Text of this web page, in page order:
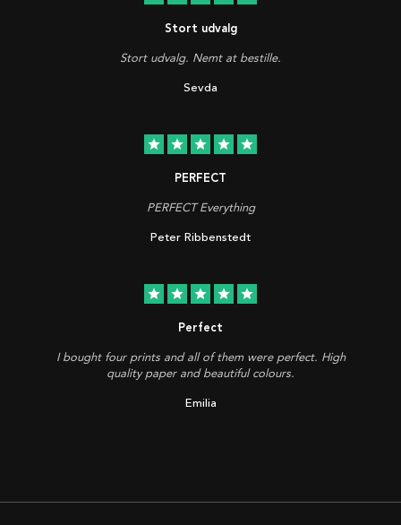
Stort udvalg
Stort udvalg. Nemt at bestille.
Sevda
star star star star star
PERFECT
PERFECT Everything
Peter Ribbenstedt
star star star star star
Perfect
I bought four prints and all of them were perfect. High
quality paper and beautiful colours.
Emilia